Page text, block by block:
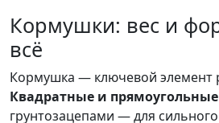
Кормушки: вес и
всё
Кормушка — ключевой элемент
Квадратные и
грунтозацепами — для